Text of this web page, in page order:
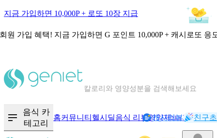
지금 가입하면 10,000P + 로또 10장 지급
원 가입 혜택! 지금 가입하면 G 포인트 10,000P + 캐시로또 응
혈당 · 다이어트 음식 검색해보세요
음식 카
테고리
홈커뮤니티 헬시딜음식 리뷰영양제NEW기록
캐시리뷰 친구